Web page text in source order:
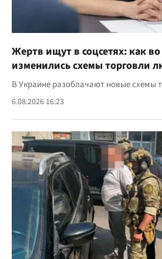
Жертв ищут в соцсетях: как
изменились схемы торговли
В Украине разоблачают новые схемы
6.08.2026 16:23